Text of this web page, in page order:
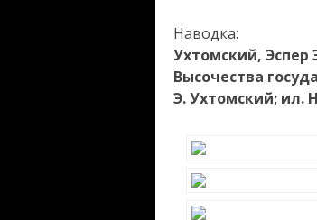
Наводка:
Ухтомский, Эспер
Высочества
Э. Ухтомский; ил.